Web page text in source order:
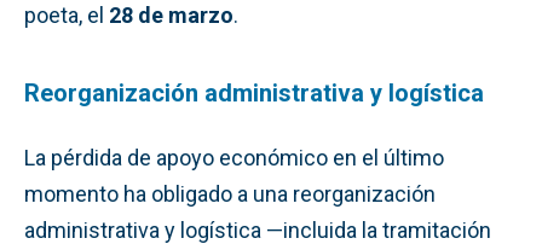
poeta, el 28 de marzo.
Reorganización administrativa y logística
La pérdida de apoyo económico en el último
momento ha obligado a una reorganización
administrativa y logística —incluida la tramitación